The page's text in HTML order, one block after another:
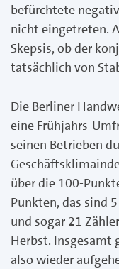
befürchtete
nicht eingetreten.
Skepsis, ob der
tatsächlich von
Die Berliner
eine Frühjahrs-
seinen Betrieben
über die 100-
Punkten, das sind
und sogar 21
Herbst. Insgesamt
also wieder